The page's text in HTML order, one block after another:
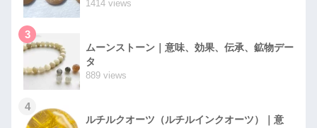
1414 views
3
ムーンストーン｜意味、効果、伝承、鉱物デー
タ
889 views
4
ルチルクオーツ（ルチルインクオーツ）｜意